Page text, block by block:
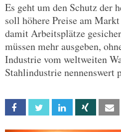
Es geht um den Schutz der
soll höhere Preise am
damit Arbeitsplätze
müssen mehr ausgeben,
Industrie vom weltweiten
Stahlindustrie nennenswert
Facebook Twitter Linkedin Xing